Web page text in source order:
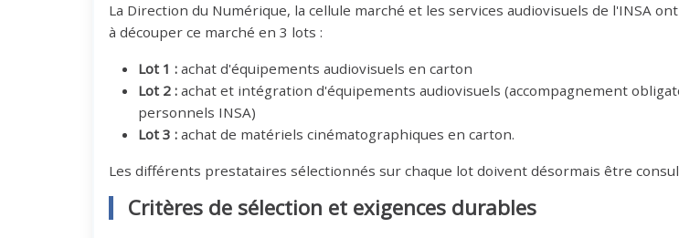
La Direction du Numérique, la cellule marché et les services audiovisuels de l'INSA
à découper ce marché en 3 lots :
Lot 1 :achat d'équipements audiovisuels en carton
Lot 2 :achat et intégration d'équipements audiovisuels (accompagnement
personnels INSA)
Lot 3 :achat de matériels cinématographiques en carton.
Les différents prestataires sélectionnés sur chaque lot doivent désormais être
Critères de sélection et exigences durables